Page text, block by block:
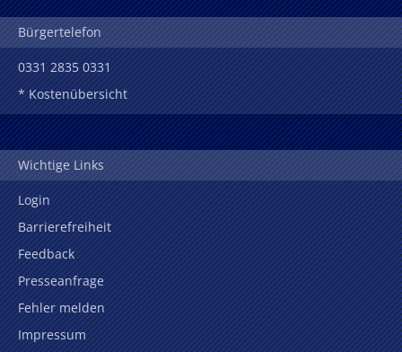
Bürgertelefon
0331 2835 0331
* Kostenübersicht
Wichtige Links
Login
Barrierefreiheit
Feedback
Presseanfrage
Fehler melden
Impressum